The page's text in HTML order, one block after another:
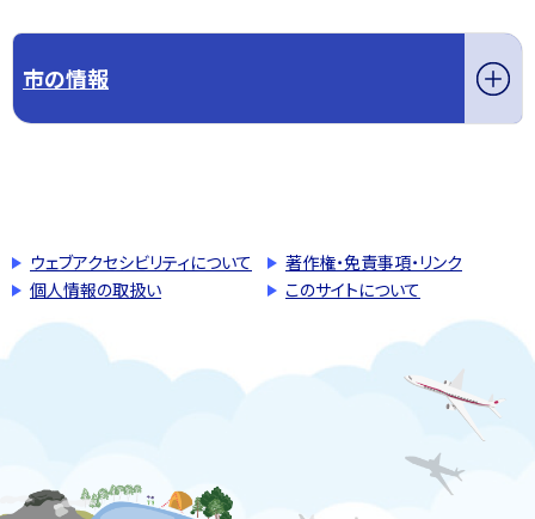
市の情報
ウェブアクセシビリティについて
著作権・免責事項・リンク
個人情報の取扱い
このサイトについて